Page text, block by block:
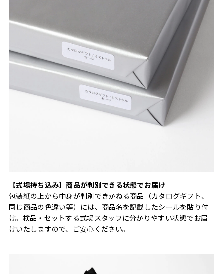
【式場持ち込み】商品が判別できる状態でお届け
包装紙の上から中身が判別できかねる商品（カタログギフト、
同じ商品の色違い等）には、商品名を記載したシールを貼り付
け。検品・セットする式場スタッフに分かりやすい状態でお届
けいたしますので、ご安心ください。